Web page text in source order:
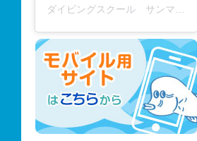
ダイビングスクール サンマーレ / diving school(@diving_school_sanmare)がシェアした投稿